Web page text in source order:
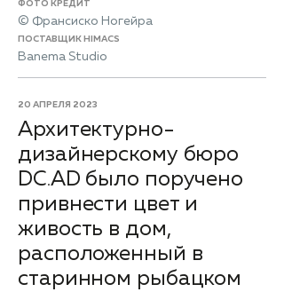
ФОТО КРЕДИТ
© Франсиско Ногейра
ПОСТАВЩИК HIMACS
Banema Studio
20 АПРЕЛЯ 2023
​Архитектурно-
дизайнерскому бюро
DC.AD было поручено
привнести цвет и
живость в дом,
расположенный в
старинном рыбацком